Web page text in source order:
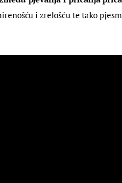
i zrelošću te tako